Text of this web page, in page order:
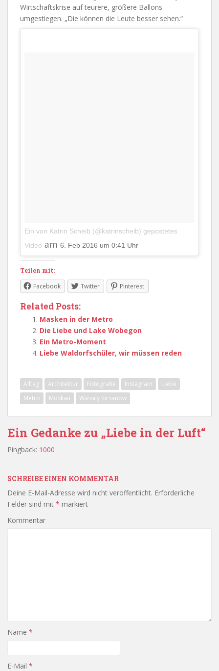
Wirtschaftskrise auf teurere, größere Ballons
umgestiegen. „Die können die Leute besser sehen.“
Ein von Katrin Scheib (@katrinscheib) gepostetes
Video am 6. Feb 2016 um 0:41 Uhr
Teilen mit:
Facebook Twitter Pinterest
Related Posts:
Masken in der Metro
Die Liebe und Lake Wobegon
Ein Metro-Moment
Liebe Waldorfschüler, wir müssen reden
Alltag Architektur Fotografie Instagram
Liebe
Metro
Moskau Wassily Kirsanow
Ein Gedanke zu „Liebe in der Luft“
Pingback: 1000
SCHREIBE EINEN KOMMENTAR
Deine E-Mail-Adresse wird nicht veröffentlicht. Erforderliche
Felder sind mit * markiert
Kommentar
Name *
E-Mail *